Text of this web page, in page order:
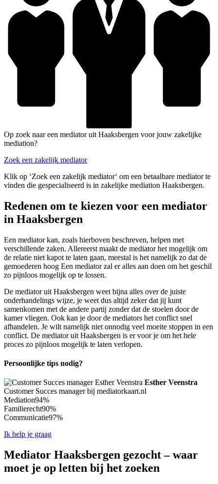
Op zoek naar een mediator uit Haaksbergen voor jouw zakelijke
mediation?
Zoek een zakelijk mediator
Klik op ‘Zoek een zakelijk mediator‘ om een betaalbare mediator te
vinden die gespecialiseerd is in zakelijke mediation Haaksbergen.
Redenen om te kiezen voor een mediator
in Haaksbergen
Een mediator kan, zoals hierboven beschreven, helpen met
verschillende zaken. Allereerst maakt de mediator het mogelijk om
de relatie niet kapot te laten gaan, meestal is het namelijk zo dat de
gemoederen hoog Een mediator zal er alles aan doen om het geschil
zo pijnloos mogelijk op te lossen.
De mediator uit Haaksbergen weet bijna alles over de juiste
onderhandelings wijze, je weet dus altijd zeker dat jij kunt
samenkomen met de andere partij zonder dat de stoelen door de
kamer vliegen. Ook kan je door de mediators het conflict snel
afhandelen. Je wilt namelijk niet onnodig veel moeite stoppen in een
conflict. De mediator uit Haaksbergen is er voor je om het hele
proces zo pijnloos mogelijk te laten verlopen.
Persoonlijke tips nodig?
Esther Veenstra
Customer Succes manager bij mediatorkaart.nl
Mediation94%
Familierecht90%
Communicatie97%
Ik help je graag
Mediator Haaksbergen gezocht – waar
moet je op letten bij het zoeken